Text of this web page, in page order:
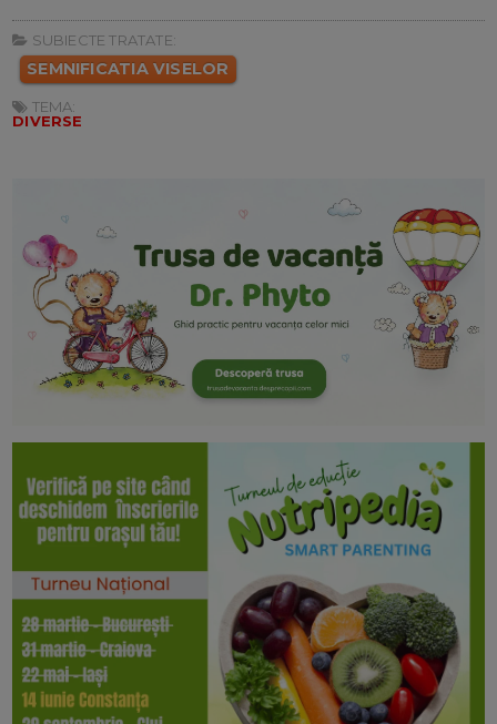
SUBIECTE TRATATE:
SEMNIFICATIA VISELOR
TEMA:
DIVERSE